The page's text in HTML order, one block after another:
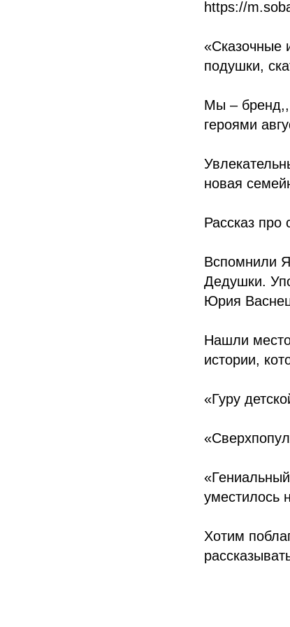
https://
«Сказочные
подушки,
Мы –
героями
новая
Рассказ
Вспомнили
Дедушки.
Юрия
Нашли
истории,
«Гуру
уместилось
Хотим